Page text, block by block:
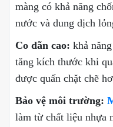
màng có khả năng
nước và dung dịch
Co dãn cao: khả
tăng kích thước khi
được quấn chặt chẽ
Bảo vệ môi trường:
làm từ chất liệu nhựa